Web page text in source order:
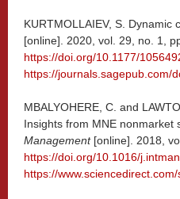
KURTMOLLAIEV, S. Dynamic
[online]. 2020, vol. 29, no. 1,
https://doi.org/10.1177/
https://journals.sagepub.com/
MBALYOHERE, C. and
Insights from MNE
Management[online]. 2018,
https://doi.org/10.1016/
https://